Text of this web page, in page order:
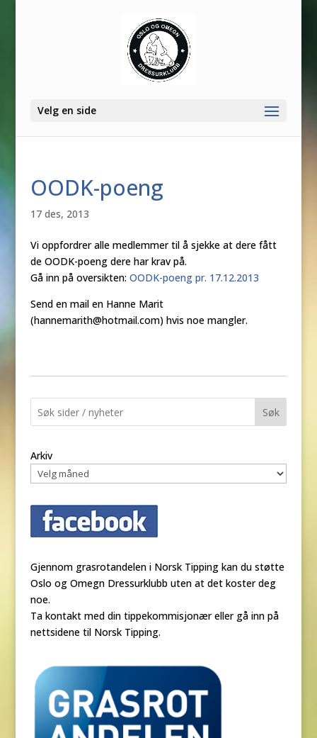
Velg en side
OODK-poeng
17 des, 2013
Vi oppfordrer alle medlemmer til å sjekke at dere fått
de OODK-poeng dere har krav på.
Gå inn på oversikten: OODK-poeng pr. 17.12.2013
Send en mail en Hanne Marit
(hannemarith@hotmail.com) hvis noe mangler.
Søk
Arkiv
Gjennom grasrotandelen i Norsk Tipping kan du støtte
Oslo og Omegn Dressurklubb uten at det koster deg
noe.
Ta kontakt med din tippekommisjonær eller gå inn på
nettsidene til Norsk Tipping.